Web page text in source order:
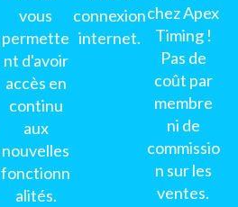
vous
permette
nt d'avoir
accès en
continu
aux
nouvelles
fonctionn
alités.
connexion
internet.
chez Apex
Timing !
Pas de
coût par
membre
ni de
commissio
n sur les
ventes.